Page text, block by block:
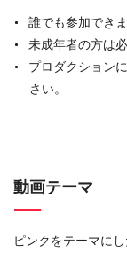
誰でも参加できま
未成年者の方は
プロダクション
さい。
動画テーマ
ピンクをテーマに